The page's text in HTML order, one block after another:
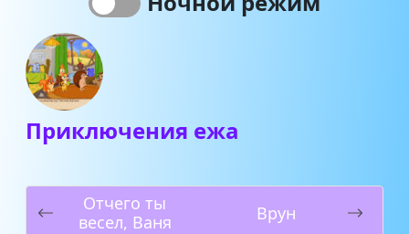
Приключения ежа
Отчего ты
весел, Ваня
Врун